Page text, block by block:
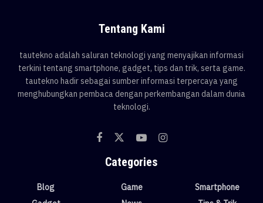
Tentang Kami
tautekno adalah saluran teknologi yang menyajikan informasi
terkini tentang smartphone, gadget, tips dan trik, serta game.
tautekno hadir sebagai sumber informasi terpercaya yang
menghubungkan pembaca dengan perkembangan dalam dunia
teknologi.
Categories
Blog
Game
Smartphone